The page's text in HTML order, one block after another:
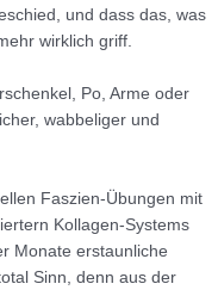
und dass das, was
wirklich griff.
Po, Arme oder
wabbeliger und
Faszien-Übungen mit
Kollagen-Systems
Monate erstaunliche
Sinn, denn aus der